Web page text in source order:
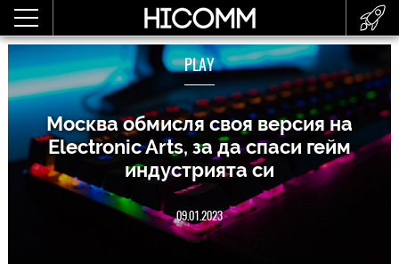
PLAY
Москва обмисля своя версия на
Electronic Arts, за да спаси гейм
индустрията си
09.01.2023